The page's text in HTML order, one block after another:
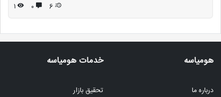
6 ۰ ۱
هومیاسه
درباره ما
خدمات هومیاسه
تحقیق بازار